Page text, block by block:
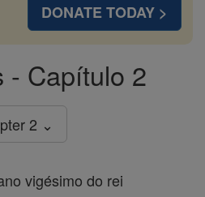
DONATE TODAY >
- Capítulo 2
2 ⌄
vigésimo do rei